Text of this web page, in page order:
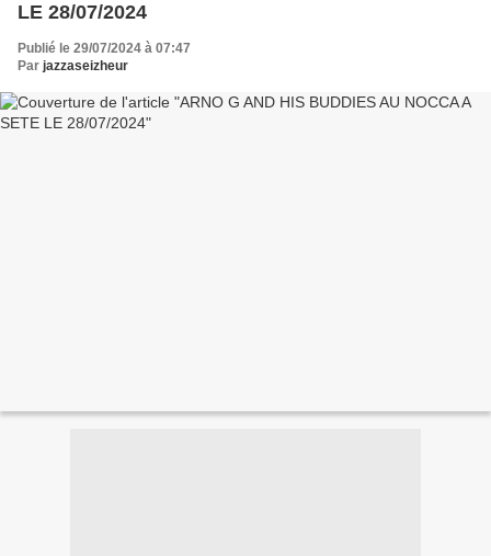
LE 28/07/2024
Publié le 29/07/2024 à 07:47
Par jazzaseizheur